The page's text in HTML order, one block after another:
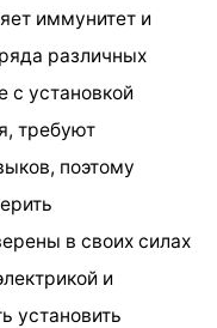
иммунитет и
различных
с установкой
требуют
поэтому
в своих силах
и
установить